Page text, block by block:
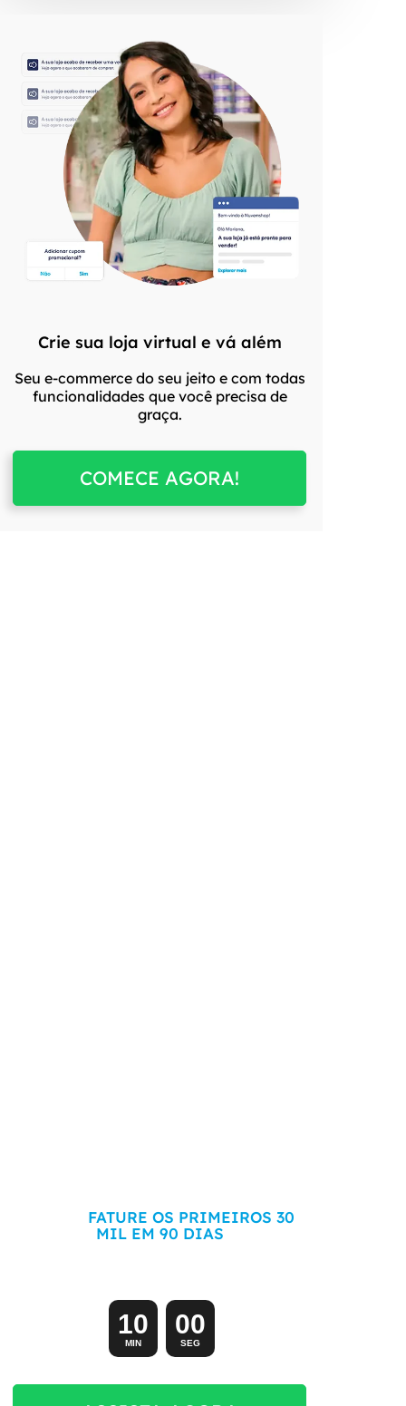
Crie sua loja virtual e vá além
Seu e-commerce do seu jeito e com todas
funcionalidades que você precisa de
graça.
COMECE AGORA!
FATURE OS PRIMEIROS 30
MIL EM 90 DIAS
10
MIN
00
SEG